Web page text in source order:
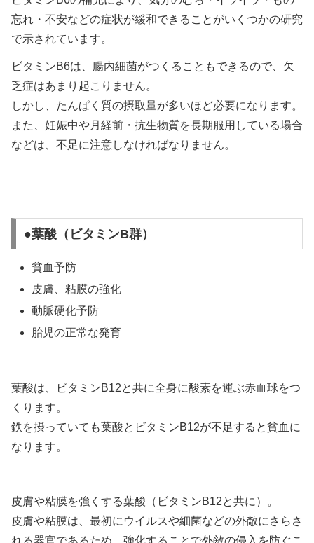
忘れ・不安などの症状が緩和できることがいくつかの研究
で示されています。
ビタミンB6は、腸内細菌がつくることもできるので、欠
乏症はあまり起こりません。
しかし、たんぱく質の摂取量が多いほど必要になります。
また、妊娠中や月経前・抗生物質を長期服用している場合
などは、不足に注意しなければなりません。
●葉酸（ビタミンB群）
貧血予防
皮膚、粘膜の強化
動脈硬化予防
胎児の正常な発育
葉酸は、ビタミンB12と共に全身に酸素を運ぶ赤血球をつ
くります。
鉄を摂っていても葉酸とビタミンB12が不足すると貧血に
なります。
皮膚や粘膜を強くする葉酸（ビタミンB12と共に）。
皮膚や粘膜は、最初にウイルスや細菌などの外敵にさらさ
れる器官であるため、強化することで外敵の侵入を防ぐこ